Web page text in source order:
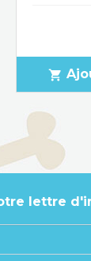
shopping_cart
lettre